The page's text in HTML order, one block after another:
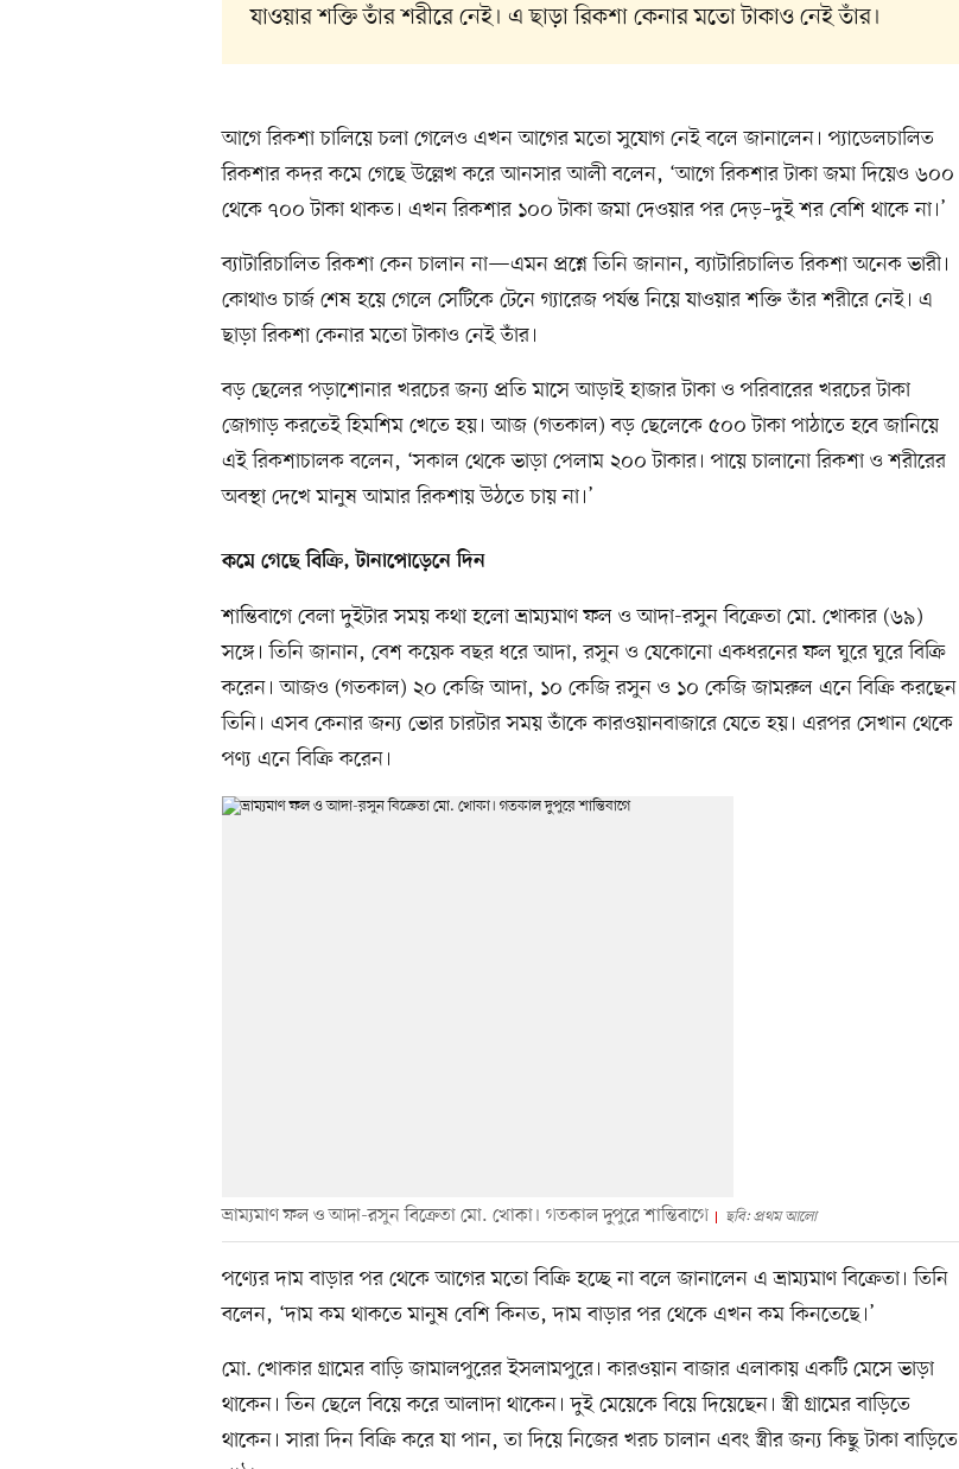
যাওয়ার শক্তি তাঁর শরীরে নেই। এ ছাড়া রিকশা কেনার মতো টাকাও নেই তাঁর।
আগে রিকশা চালিয়ে চলা গেলেও এখন আগের মতো সুযোগ নেই বলে জানালেন। প্যাডেলচালিত
রিকশার কদর কমে গেছে উল্লেখ করে আনসার আলী বলেন, ‘আগে রিকশার টাকা জমা দিয়েও ৬০০
থেকে ৭০০ টাকা থাকত। এখন রিকশার ১০০ টাকা জমা দেওয়ার পর দেড়–দুই শর বেশি থাকে না।’
ব্যাটারিচালিত রিকশা কেন চালান না—এমন প্রশ্নে তিনি জানান, ব্যাটারিচালিত রিকশা অনেক ভারী।
কোথাও চার্জ শেষ হয়ে গেলে সেটিকে টেনে গ্যারেজ পর্যন্ত নিয়ে যাওয়ার শক্তি তাঁর শরীরে নেই। এ
ছাড়া রিকশা কেনার মতো টাকাও নেই তাঁর।
বড় ছেলের পড়াশোনার খরচের জন্য প্রতি মাসে আড়াই হাজার টাকা ও পরিবারের খরচের টাকা
জোগাড় করতেই হিমশিম খেতে হয়। আজ (গতকাল) বড় ছেলেকে ৫০০ টাকা পাঠাতে হবে জানিয়ে
এই রিকশাচালক বলেন, ‘সকাল থেকে ভাড়া পেলাম ২০০ টাকার। পায়ে চালানো রিকশা ও শরীরের
অবস্থা দেখে মানুষ আমার রিকশায় উঠতে চায় না।’
কমে গেছে বিক্রি, টানাপোড়েনে দিন
শান্তিবাগে বেলা দুইটার সময় কথা হলো ভ্রাম্যমাণ ফল ও আদা-রসুন বিক্রেতা মো. খোকার (৬৯)
সঙ্গে। তিনি জানান, বেশ কয়েক বছর ধরে আদা, রসুন ও যেকোনো একধরনের ফল ঘুরে ঘুরে বিক্রি
করেন। আজও (গতকাল) ২০ কেজি আদা, ১০ কেজি রসুন ও ১০ কেজি জামরুল এনে বিক্রি করছেন
তিনি। এসব কেনার জন্য ভোর চারটার সময় তাঁকে কারওয়ানবাজারে যেতে হয়। এরপর সেখান থেকে
পণ্য এনে বিক্রি করেন।
ভ্রাম্যমাণ ফল ও আদা-রসুন বিক্রেতা মো. খোকা। গতকাল দুপুরে শান্তিবাগে ছবি: প্রথম আলো
পণ্যের দাম বাড়ার পর থেকে আগের মতো বিক্রি হচ্ছে না বলে জানালেন এ ভ্রাম্যমাণ বিক্রেতা। তিনি
বলেন, ‘দাম কম থাকতে মানুষ বেশি কিনত, দাম বাড়ার পর থেকে এখন কম কিনতেছে।’
মো. খোকার গ্রামের বাড়ি জামালপুরের ইসলামপুরে। কারওয়ান বাজার এলাকায় একটি মেসে ভাড়া
থাকেন। তিন ছেলে বিয়ে করে আলাদা থাকেন। দুই মেয়েকে বিয়ে দিয়েছেন। স্ত্রী গ্রামের বাড়িতে
থাকেন। সারা দিন বিক্রি করে যা পান, তা দিয়ে নিজের খরচ চালান এবং স্ত্রীর জন্য কিছু টাকা বাড়িতে